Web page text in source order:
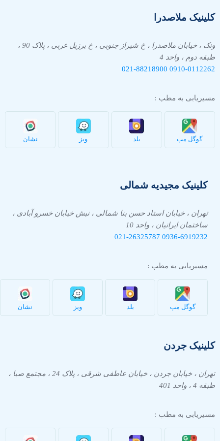
کلینیک ملاصدرا
ونک ، خیابان ملاصدرا ، خ شیراز جنوبی ، خ برزیل غربی ، پلاک 90 ،
طبقه دوم ، واحد 4
0910-0112262
021-88218900
مسیریابی به مطب :
گوگل مپ بلد ویز نشان
کلینیک مجیدیه شمالی
تهران ، خیابان استاد حسن بنا شمالی ، نبش خیابان خسرو آبادی ،
ساختمان ایرانیان ، واحد 10
0936-6919232
021-26325787
مسیریابی به مطب :
گوگل مپ بلد ویز نشان
کلینیک جردن
تهران ، خیابان جردن ، خیابان عاطفی شرقی ، پلاک 24 ، مجتمع صبا ،
طبقه 4 ، واحد 401
مسیریابی به مطب :